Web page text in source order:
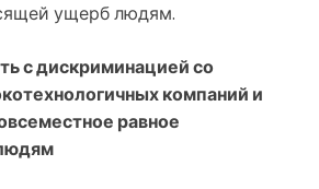
ущерб людям.
с дискриминацией со
компаний и
равное